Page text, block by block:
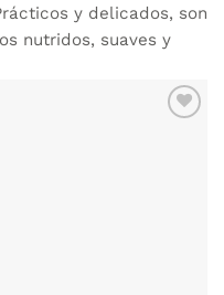
y delicados, son
nutridos, suaves y